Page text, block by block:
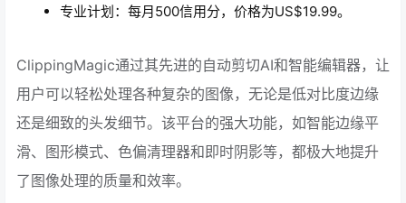
专业计划：每月500信用分，价格为US$19.99。
ClippingMagic通过其先进的自动剪切AI和智能编辑器，让
用户可以轻松处理各种复杂的图像，无论是低对比度边缘
还是细致的头发细节。该平台的强大功能，如智能边缘平
滑、图形模式、色偏清理器和即时阴影等，都极大地提升
了图像处理的质量和效率。